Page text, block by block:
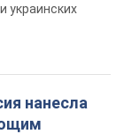
украинских
нанесла